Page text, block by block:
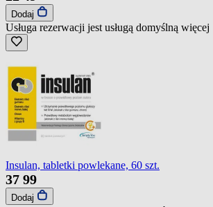
Dodaj
Usługa rezerwacji jest usługą domyślną więcej
Insulan, tabletki powlekane, 60 szt.
37 99
Dodaj